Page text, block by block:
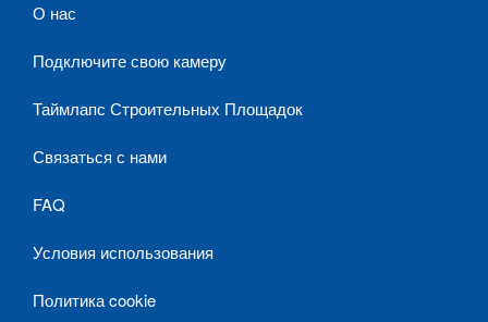
О нас
Подключите свою камеру
Таймлапс Строительных Площадок
Связаться с нами
FAQ
Условия использования
Политика cookie